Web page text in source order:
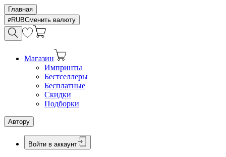
Главная
RUBСменить валюту
Магазин
Импринты
Бестселлеры
Бесплатные
Скидки
Подборки
Автору
Войти в аккаунт